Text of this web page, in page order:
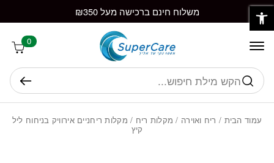
Skip to Content משלוח חינם ברכישה מעל ₪350
0
חיפוש
עמוד הבית / ריח ואוירה / מקלות ריח / מקלות ריחניים אירוויק בניחוח ליל
קיץ
בחזרה למעלה
פתח סרגל נגישות